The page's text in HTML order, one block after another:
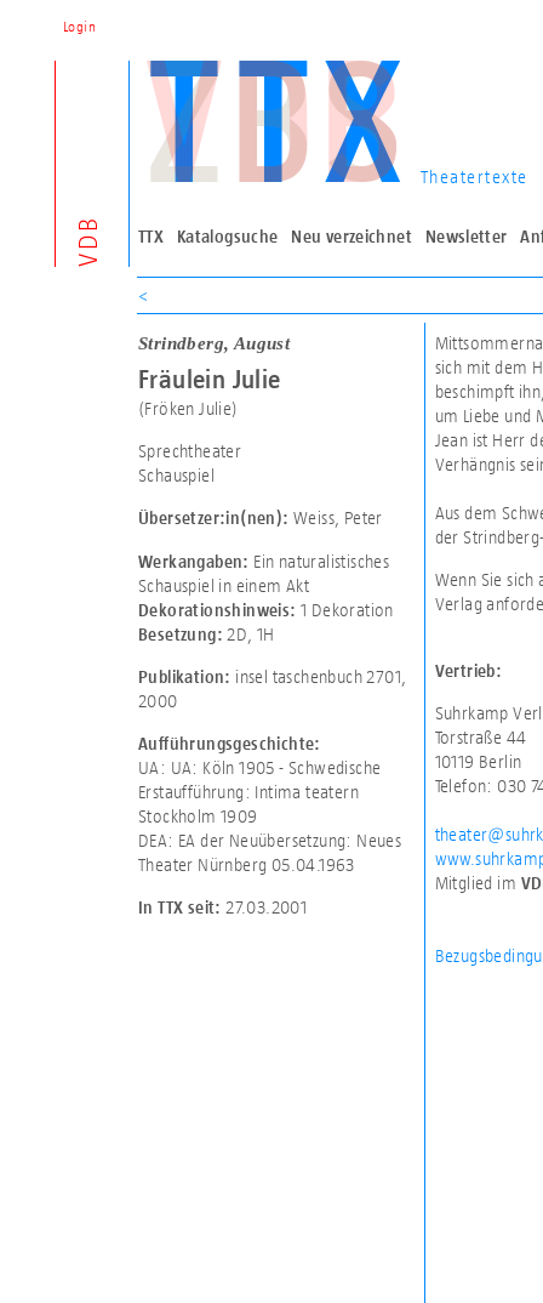
VDB
Theatertexte
TTX Katalogsuche Neu verzeichnet Newsletter
Login
<
Strindberg, August
Fräulein Julie
(Fröken Julie)
Sprechtheater
Schauspiel
Übersetzer:in(nen): Weiss, Peter
Werkangaben: Ein naturalistisches
Schauspiel in einem Akt
Dekorationshinweis: 1 Dekoration
Besetzung: 2D 1H
Publikation: insel taschenbuch 2701,
2000
Aufführungsgeschichte:
UA: UA: Köln 1905 - Schwedische
Erstaufführung: Intima teatern
Stockholm 1909
DEA: EA der Neuübersetzung: Neues
Theater Nürnberg 05.04.1963
In TTX seit: 27.03.2001
sich mit dem
beschimpft
um Liebe und
Jean ist Herr
Verhängnis
Aus dem
der
Wenn Sie sich
Verlag
Vertrieb:
Suhrkamp
Torstraße 44
10119 Berlin
Telefon: 030
Mitglied im